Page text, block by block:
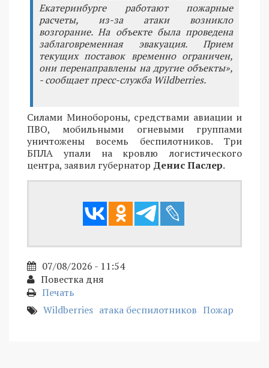
Екатеринбурге работают пожарные
расчеты, из-за атаки возникло
возгорание. На объекте была проведена
заблаговременная эвакуация. Прием
текущих поставок временно ограничен,
они перенаправлены на другие объекты»,
- сообщает пресс-служба Wildberries.
Силами Минобороны, средствами авиации и
ПВО, мобильными огневыми группами
уничтожены восемь беспилотников. Три
БПЛА упали на кровлю логистического
центра, заявил губернатор Денис Паслер.
07/08/2026 - 11:54
Повестка дня
Печать
Wildberries атака беспилотников Пожар